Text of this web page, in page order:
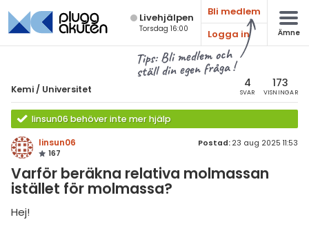
Live­hjälpen
Torsdag 16:00
Bli medlem
Logga in
Ämne
Tips: Bli medlem och
ställ din egen fråga !
Kemi / Universitet 4
SVAR
173
VISNINGAR
linsun06 behöver inte mer hjälp
linsun06
167
Postad: 23 aug 2025 11:53
Varför beräkna relativa molmassan
istället för molmassa?
Hej!
Alla ämnen
Kemi
Alla trådar
Grundskola
Kemi 2
& Bygg